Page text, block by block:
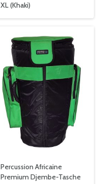
XL (Khaki)
Percussion Africaine
Premium Djembe-Tasche